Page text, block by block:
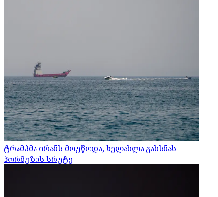
ტრამპმა ირანს მოუწოდა, ხელახლა გახსნას
ჰორმუზის სრუტე